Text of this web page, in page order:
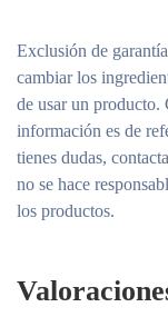
Exclusión de
cambiar los
de usar un producto.
información es de
tienes dudas,
no se hace
los productos.